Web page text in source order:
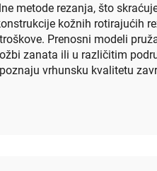
metode rezanja, što
kožnih rotirajućih
Prenosni modeli
zanata ili u različitim
vrhunsku kvalitetu